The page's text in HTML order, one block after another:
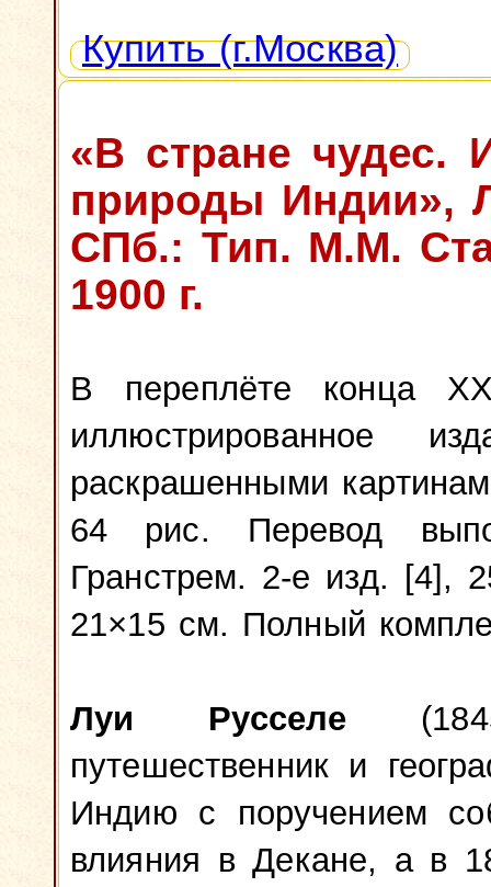
Купить (г.Москва)
«В стране чудес.
природы Индии»,
СПб.: Тип. М.М.
1900 г.
В переплёте конца
иллюстрированное
раскрашенными
64 рис. Перевод
Гранстрем. 2-е изд. [4],
21×15 см. Полный
Луи Русселе
путешественник и
Индию с поручением
влияния в Декане, а в